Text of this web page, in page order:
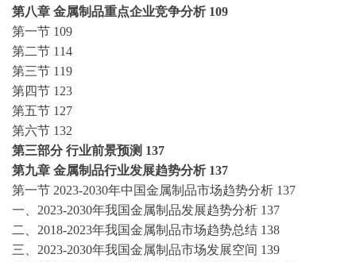
第八章 金属制品重点企业竞争分析 109
第一节 109
第二节 114
第三节 119
第四节 123
第五节 127
第六节 132
第三部分 行业前景预测 137
第九章 金属制品行业发展趋势分析 137
第一节 2023-2030年中国金属制品市场趋势分析 137
一、 2023-2030年我国金属制品发展趋势分析 137
二、 2018-2023年我国金属制品市场趋势总结 138
三、 2023-2030年我国金属制品市场发展空间 139